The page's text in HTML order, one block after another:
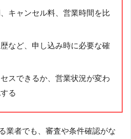
キャンセル料、営業時間を比
など、申し込み時に必要な確
スできるか、営業状況が変わ
る
業者でも、審査や条件確認がな